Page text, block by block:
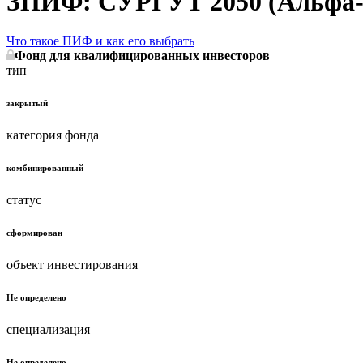
Что такое ПИФ и как его выбрать
Фонд для квалифицированных инвесторов
тип
закрытый
категория фонда
комбинированный
статус
сформирован
объект инвестирования
Не определено
специализация